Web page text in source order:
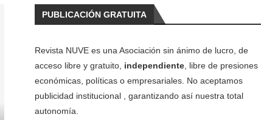
PUBLICACIÓN GRATUITA
Revista NUVE es una Asociación sin ánimo de lucro, de
acceso libre y gratuito, independiente, libre de presiones
económicas, políticas o empresariales. No aceptamos
publicidad institucional , garantizando así nuestra total
autonomía.